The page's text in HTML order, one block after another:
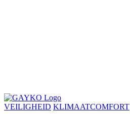
VEILIGHEID KLIMAATCOMFORT